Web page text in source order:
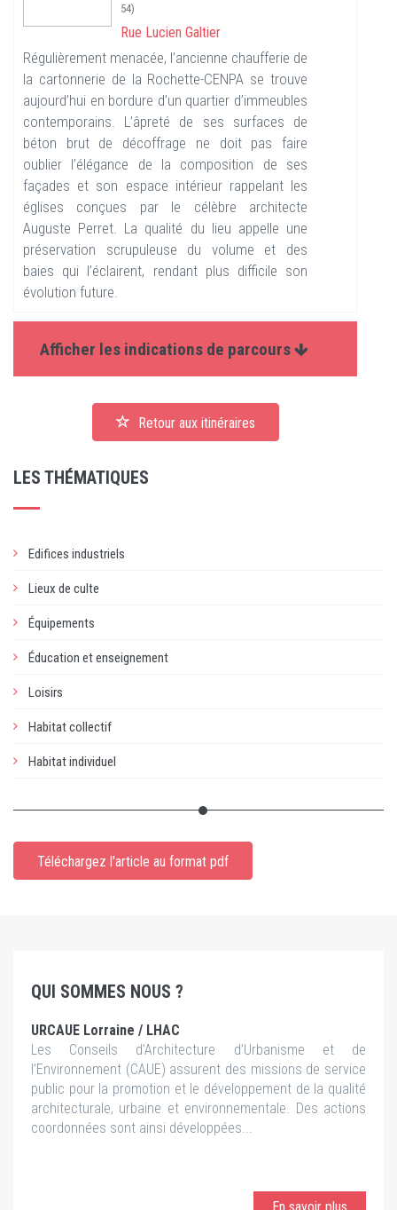
54)
Rue Lucien Galtier
Régulièrement menacée, l’ancienne chaufferie de
la cartonnerie de la Rochette-CENPA se trouve
aujourd’hui en bordure d’un quartier d’immeubles
contemporains. L’âpreté de ses surfaces de
béton brut de décoffrage ne doit pas faire
oublier l’élégance de la composition de ses
façades et son espace intérieur rappelant les
églises conçues par le célèbre architecte
Auguste Perret. La qualité du lieu appelle une
préservation scrupuleuse du volume et des
baies qui l’éclairent, rendant plus difficile son
évolution future.
Afficher les indications de parcours
Retour aux itinéraires
LES THÉMATIQUES
Edifices industriels
Lieux de culte
Équipements
Éducation et enseignement
Loisirs
Habitat collectif
Habitat individuel
Téléchargez l'article au format pdf
QUI SOMMES NOUS ?
URCAUE Lorraine / LHAC
Les Conseils d’Architecture d’Urbanisme et de
l’Environnement (CAUE) assurent des missions de service
public pour la promotion et le développement de la qualité
architecturale, urbaine et environnementale. Des actions
coordonnées sont ainsi développées...